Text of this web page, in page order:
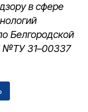
в сфере
Белгородской
№ТУ 31–00337